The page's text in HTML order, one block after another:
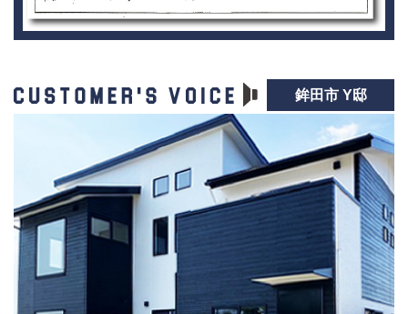
鉾田市 Y邸